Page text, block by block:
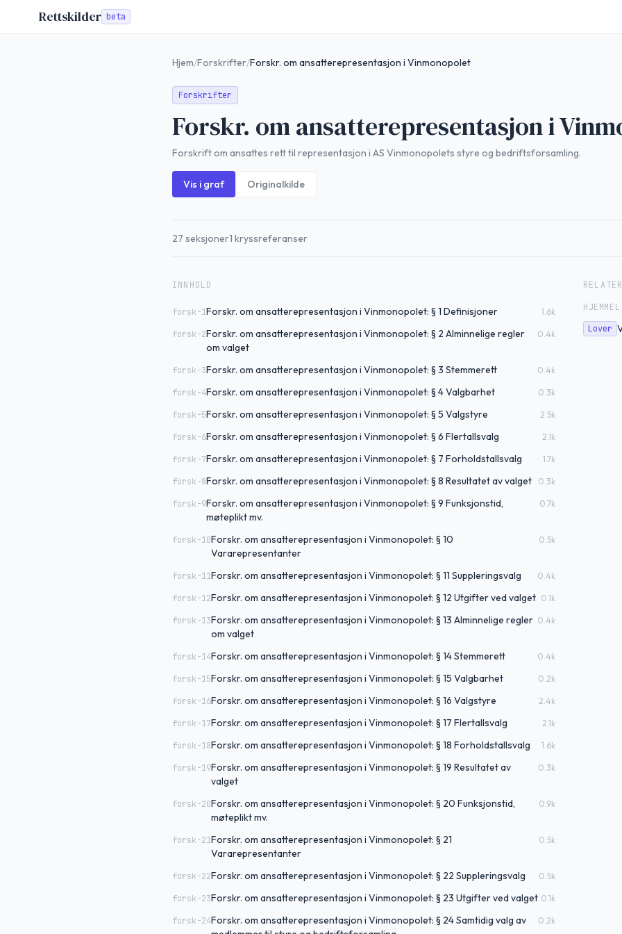
Rettskilder beta
Hjem/Forskrifter/Forskr. om ansatterepresentasjon i Vinmonopolet
Forskrifter
Forskr. om ansatterepresentasjon i
Forskrift om ansattes rett til representasjon i AS Vinmonopolets styre og bedriftsforsamling.
Vis i graf Originalkilde
27 seksjoner1 kryssreferanser
INNHOLD
forsk-1Forskr. om ansatterepresentasjon i Vinmonopolet: § 1 Definisjoner 1.6k
forsk-2Forskr. om ansatterepresentasjon i Vinmonopolet: § 2 Alminnelige regler
om valget
0.4k
forsk-3Forskr. om ansatterepresentasjon i Vinmonopolet: § 3 Stemmerett 0.4k
forsk-4Forskr. om ansatterepresentasjon i Vinmonopolet: § 4 Valgbarhet 0.3k
forsk-5Forskr. om ansatterepresentasjon i Vinmonopolet: § 5 Valgstyre 2.5k
forsk-6Forskr. om ansatterepresentasjon i Vinmonopolet: § 6 Flertallsvalg 2.1k
forsk-7Forskr. om ansatterepresentasjon i Vinmonopolet: § 7 Forholdstallsvalg 1.7k
forsk-8Forskr. om ansatterepresentasjon i Vinmonopolet: § 8 Resultatet av valget 0.3k
forsk-9Forskr. om ansatterepresentasjon i Vinmonopolet: § 9 Funksjonstid,
møteplikt mv.
0.7k
forsk-10Forskr. om ansatterepresentasjon i Vinmonopolet: § 10
Vararepresentanter
0.5k
forsk-11Forskr. om ansatterepresentasjon i Vinmonopolet: § 11 Suppleringsvalg 0.4k
forsk-12Forskr. om ansatterepresentasjon i Vinmonopolet: § 12 Utgifter ved valget 0.1k
forsk-13Forskr. om ansatterepresentasjon i Vinmonopolet: § 13 Alminnelige regler
om valget
0.4k
forsk-14Forskr. om ansatterepresentasjon i Vinmonopolet: § 14 Stemmerett 0.4k
forsk-15Forskr. om ansatterepresentasjon i Vinmonopolet: § 15 Valgbarhet 0.2k
forsk-16Forskr. om ansatterepresentasjon i Vinmonopolet: § 16 Valgstyre 2.4k
forsk-17Forskr. om ansatterepresentasjon i Vinmonopolet: § 17 Flertallsvalg 2.1k
forsk-18Forskr. om ansatterepresentasjon i Vinmonopolet: § 18 Forholdstallsvalg 1.6k
forsk-19Forskr. om ansatterepresentasjon i Vinmonopolet: § 19 Resultatet av
valget
0.3k
forsk-20Forskr. om ansatterepresentasjon i Vinmonopolet: § 20 Funksjonstid,
møteplikt mv.
0.9k
forsk-21Forskr. om ansatterepresentasjon i Vinmonopolet: § 21
Vararepresentanter
0.5k
forsk-22Forskr. om ansatterepresentasjon i Vinmonopolet: § 22 Suppleringsvalg 0.5k
forsk-23Forskr. om ansatterepresentasjon i Vinmonopolet: § 23 Utgifter ved valget 0.1k
forsk-24Forskr. om ansatterepresentasjon i Vinmonopolet: § 24 Samtidig valg av
0.2k
HJEMMEL
Lover